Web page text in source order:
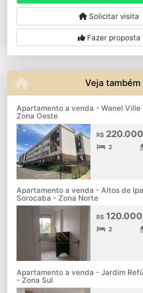
Solicitar visita
Fazer proposta
Veja também
Apartamento a venda - Wanel
Zona Oeste
R$
2
Apartamento a venda - Altos de
Sorocaba - Zona Norte
R$
2
Apartamento a venda - Jardim
- Zona Sul